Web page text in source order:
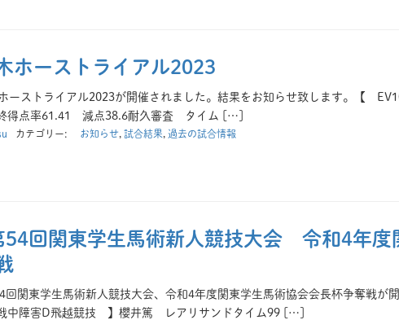
ホーストライアル2023
ーストライアル2023が開催されました。結果をお知らせ致します。【
点率61.41 減点38.6耐久審査 タイム […]
カテゴリー: お知らせ, 試合結果 過去の試合情報
54回関東学生馬術新人競技大会 令和4年度
関東学生馬術新人競技大会、令和4年度関東学生馬術協会会長杯争奪戦が
中障害D飛越競技 】櫻井篤 レアリサンドタイム99 […]